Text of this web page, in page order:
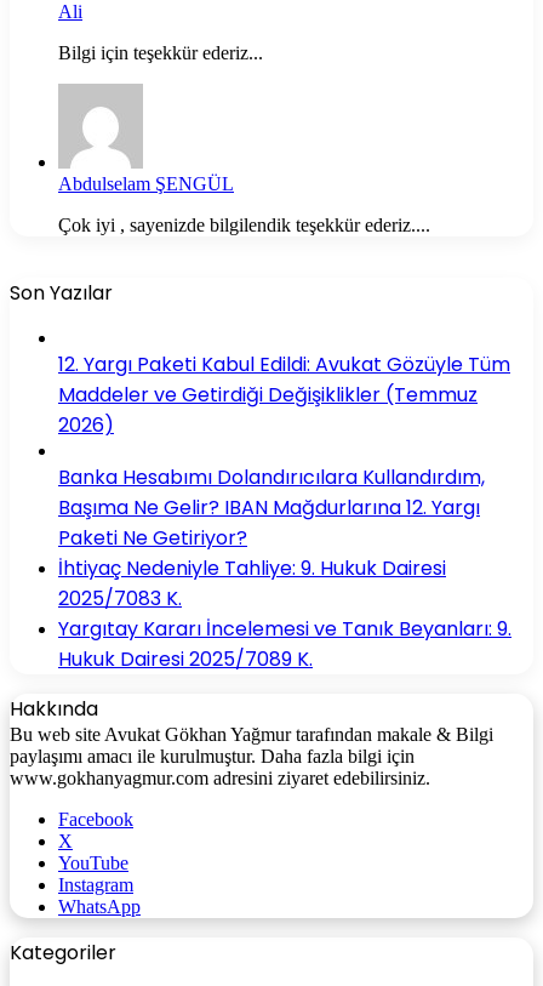
Ali
Bilgi için teşekkür ederiz...
Abdulselam ŞENGÜL
Çok iyi , sayenizde bilgilendik teşekkür ederiz....
Son Yazılar
12. Yargı Paketi Kabul Edildi: Avukat Gözüyle Tüm
Maddeler ve Getirdiği Değişiklikler (Temmuz
2026)
Banka Hesabımı Dolandırıcılara Kullandırdım,
Başıma Ne Gelir? IBAN Mağdurlarına 12. Yargı
Paketi Ne Getiriyor?
İhtiyaç Nedeniyle Tahliye: 9. Hukuk Dairesi
2025/7083 K.
Yargıtay Kararı İncelemesi ve Tanık Beyanları: 9.
Hukuk Dairesi 2025/7089 K.
Hakkında
Bu web site Avukat Gökhan Yağmur tarafından makale & Bilgi
paylaşımı amacı ile kurulmuştur. Daha fazla bilgi için
www.gokhanyagmur.com adresini ziyaret edebilirsiniz.
Facebook
X
YouTube
Instagram
WhatsApp
Kategoriler